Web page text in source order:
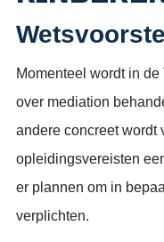
Momenteel wordt in
over mediation
andere concreet wordt
opleidingsvereisten
er plannen om in
verplichten.